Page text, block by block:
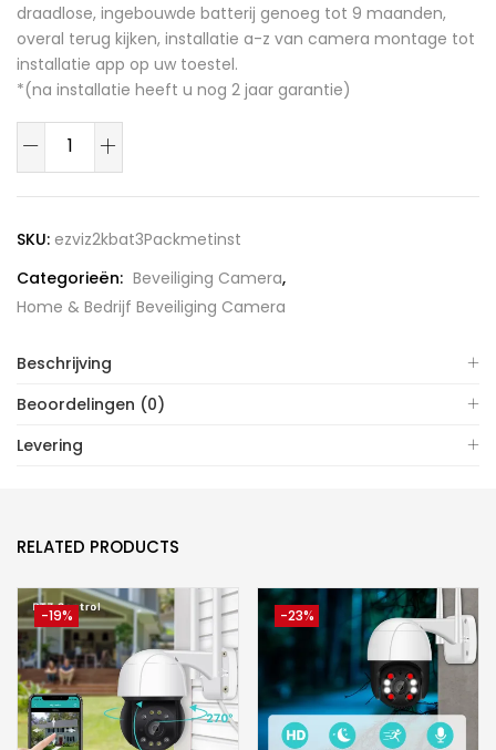
draadlose, ingebouwde batterij genoeg tot 9 maanden,
overal terug kijken, installatie a-z van camera montage tot
installatie app op uw toestel.
*(na installatie heeft u nog 2 jaar garantie)
2K+
Smart
Home
Battery
3-
Pack
Installatie
SKU: ezviz2kbat3Packmetinst
Categorieën: Beveiliging Camera,
Home & Bedrijf Beveiliging Camera
Beschrijving
Beoordelingen (0)
Levering
RELATED PRODUCTS
-19% -23%